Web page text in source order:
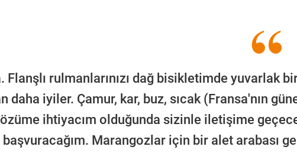
Flanşlı rulmanlarınızı dağ bisikletimde yuvarlak
daha iyiler. Çamur, kar, buz, sıcak (Fransa'nın
ihtiyacım olduğunda sizinle iletişime
Marangozlar için bir alet arabası